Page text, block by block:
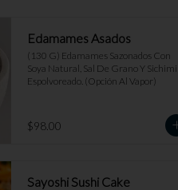
Edamames Asados
(130 G) Edamames Sazonados Con
Soya Natural, Sal De Grano Y Sichimi
Espolvoreado. (Opción Al Vapor)
$98.00
Sayoshi Sushi Cake